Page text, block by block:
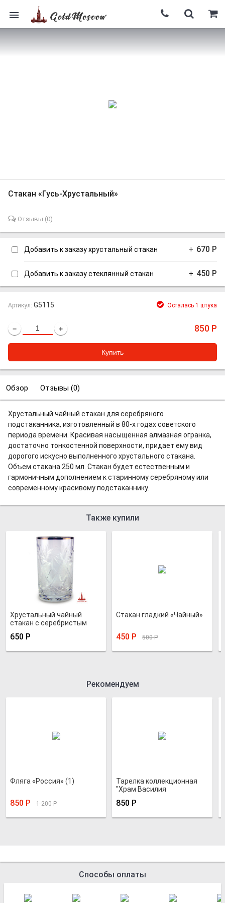
Стакан «Гусь-Хрустальный»
Отзывы (0)
Добавить к заказу хрустальный стакан + 670 Р
Добавить к заказу стеклянный стакан + 450 Р
Артикул: G5115 Осталась 1 штука
− + 850 Р
Обзор Отзывы (0)
Хрустальный чайный стакан для серебряного
подстаканника, изготовленный в 80-х годах советского
периода времени. Красивая насыщенная алмазная огранка,
достаточно тонкостенной поверхности, придает ему вид
дорогого искусно выполненного хрустального стакана.
Объем стакана 250 мл. Стакан будет естественным и
гармоничным дополнением к старинному серебряному или
современному красивому подстаканнику.
Также купили
Хрустальный чайный
стакан с серебристым
650 Р
Стакан гладкий «Чайный»
450 Р 500Р
Рекомендуем
Фляга «Россия» (1)
850 Р 1 200Р
Тарелка коллекционная
"Храм Василия
850 Р
Способы оплаты